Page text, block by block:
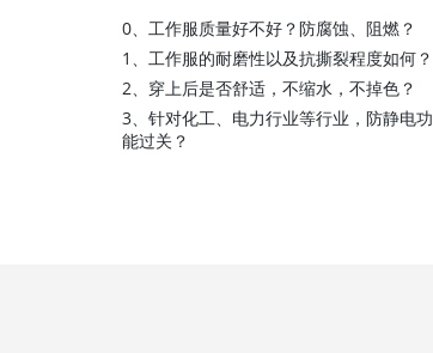
0、工作服质量好不好？防腐蚀、阻燃？
1、工作服的耐磨性以及抗撕裂程度如何？
2、穿上后是否舒适，不缩水，不掉色？
3、针对化工、电力行业等行业，防静电功
能过关？